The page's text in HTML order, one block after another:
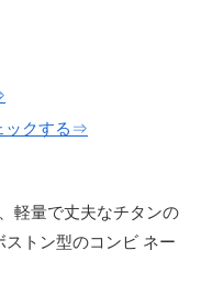
ックする⇒
軽量で丈夫なチタンの
ストン型のコンビ ネー